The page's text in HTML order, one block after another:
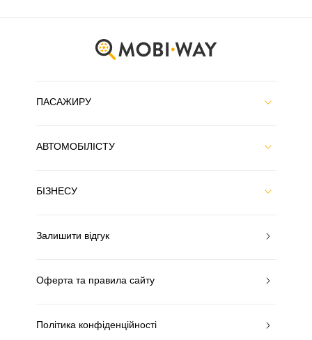
ПАСАЖИРУ
АВТОМОБІЛІСТУ
БІЗНЕСУ
Залишити відгук
Оферта та правила сайту
Політика конфіденційності